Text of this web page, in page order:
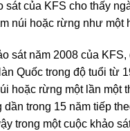
sát của KFS cho thấy
núi hoặc rừng như một
sát năm 2008 của KFS,
Quốc trong độ tuổi từ
hoặc rừng một lần một
dần trong 15 năm tiếp
trong một cuộc khảo